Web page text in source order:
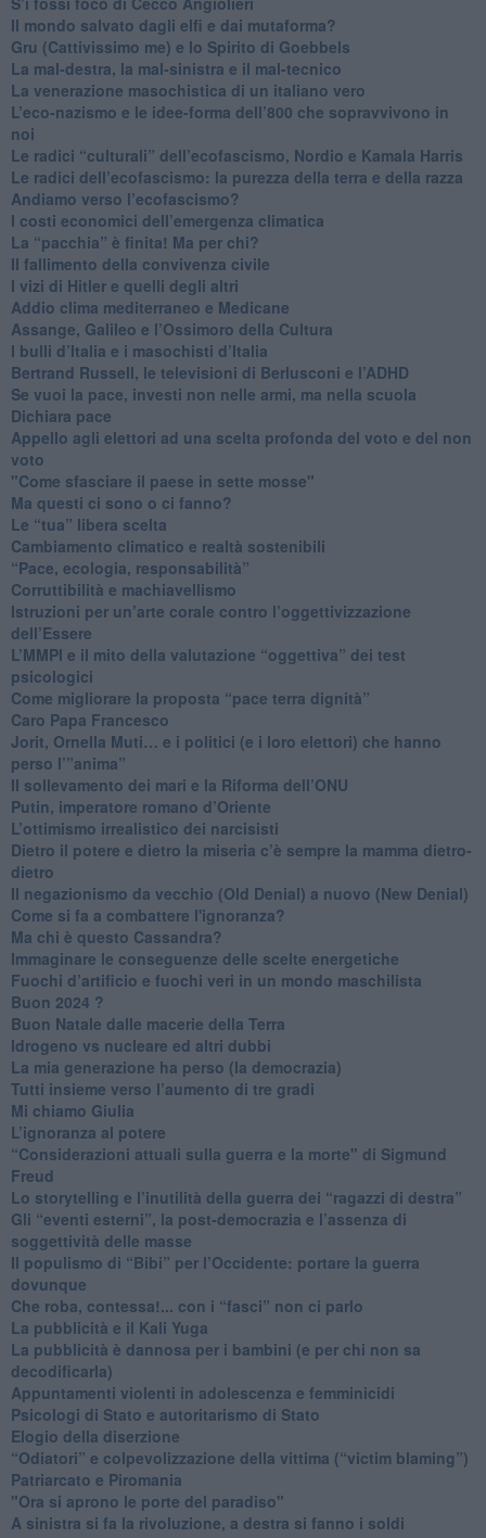
​Il mondo salvato dagli elfi e dai mutaforma?
Gru (Cattivissimo me) e lo Spirito di Goebbels
​La mal-destra, la mal-sinistra e il mal-tecnico
​La venerazione masochistica di un italiano vero
​L’eco-nazismo e le idee-forma dell’800 che sopravvivono in
noi
​Le radici “culturali” dell’ecofascismo, Nordio e Kamala Harris
Le radici dell’ecofascismo: la purezza della terra e della razza
Andiamo verso l’ecofascismo?
I costi economici dell’emergenza climatica
​La “pacchia” è finita! Ma per chi?
​Il fallimento della convivenza civile
​I vizi di Hitler e quelli degli altri
Addio clima mediterraneo e Medicane
​Assange, Galileo e l’Ossimoro della Cultura
​I bulli d’Italia e i masochisti d’Italia
​Bertrand Russell, le televisioni di Berlusconi e l’ADHD
​Se vuoi la pace, investi non nelle armi, ma nella scuola
​Dichiara pace
​Appello agli elettori ad una scelta profonda del voto e del non
voto
"Come sfasciare il paese in sette mosse"
​Ma questi ci sono o ci fanno?
​Le “tua” libera scelta
Cambiamento climatico e realtà sostenibili
“Pace, ecologia, responsabilità”
​Corruttibilità e machiavellismo
Istruzioni per un’arte corale contro l’oggettivizzazione
dell’Essere
​L’MMPI e il mito della valutazione “oggettiva” dei test
psicologici
Come migliorare la proposta “pace terra dignità”
Caro Papa Francesco
​Jorit, Ornella Muti… e i politici (e i loro elettori) che hanno
perso l’”anima”
​Il sollevamento dei mari e la Riforma dell’ONU
Putin, imperatore romano d’Oriente
​L’ottimismo irrealistico dei narcisisti
​Dietro il potere e dietro la miseria c’è sempre la mamma dietro-
dietro
Il negazionismo da vecchio (Old Denial) a nuovo (New Denial)
Come si fa a combattere l'ignoranza?
Ma chi è questo Cassandra?
Immaginare le conseguenze delle scelte energetiche
​Fuochi d’artificio e fuochi veri in un mondo maschilista
Buon 2024 ?
​Buon Natale dalle macerie della Terra
​Idrogeno vs nucleare ed altri dubbi
​La mia generazione ha perso (la democrazia)
​Tutti insieme verso l’aumento di tre gradi
Mi chiamo Giulia
L’ignoranza al potere
​“Considerazioni attuali sulla guerra e la morte" di Sigmund
Freud
​Lo storytelling e l’inutilità della guerra dei “ragazzi di destra”
​Gli “eventi esterni”, la post-democrazia e l’assenza di
soggettività delle masse
​Il populismo di “Bibi” per l’Occidente: portare la guerra
dovunque
​Che roba, contessa!... con i “fasci” non ci parlo
La pubblicità e il Kali Yuga
​La pubblicità è dannosa per i bambini (e per chi non sa
decodificarla)
​Appuntamenti violenti in adolescenza e femminicidi
​Psicologi di Stato e autoritarismo di Stato
Elogio della diserzione
“Odiatori” e colpevolizzazione della vittima (“victim blaming”)
​Patriarcato e Piromania
"Ora si aprono le porte del paradiso"
​A sinistra si fa la rivoluzione, a destra si fanno i soldi